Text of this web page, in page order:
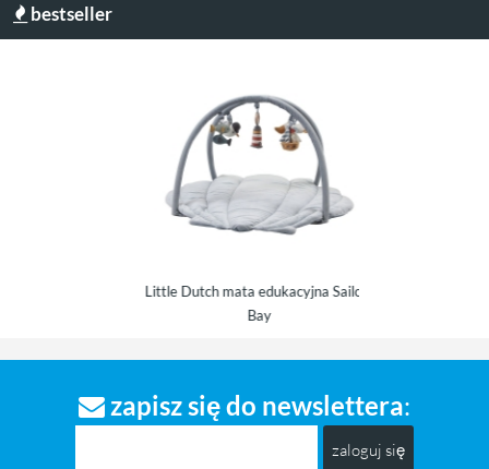
bestseller
Little Dutch mata edukacyjna Sailors
Bay
zapisz się do newslettera
zaloguj się